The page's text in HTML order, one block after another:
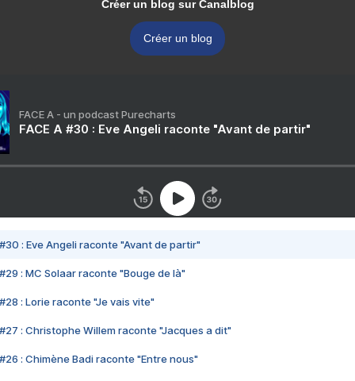
Créer un blog sur Canalblog
Créer un blog
FACE A - un podcast Purecharts
FACE A #30 : Eve Angeli raconte "Avant de partir"
#30 : Eve Angeli raconte "Avant de partir"
#29 : MC Solaar raconte "Bouge de là"
#28 : Lorie raconte "Je vais vite"
#27 : Christophe Willem raconte "Jacques a dit"
#26 : Chimène Badi raconte "Entre nous"